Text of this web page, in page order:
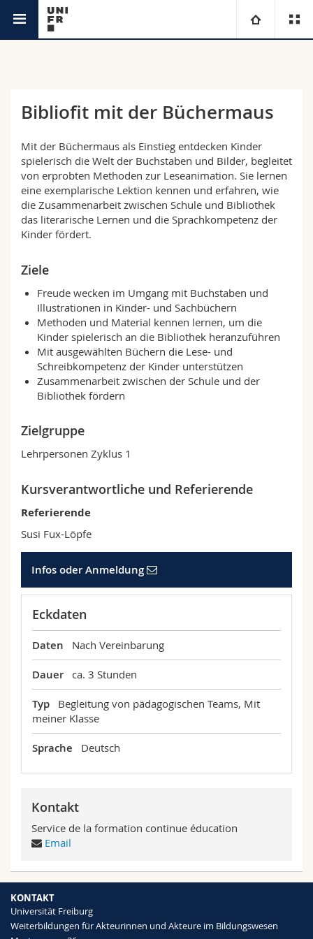
Forschung
Universität
Rechtswissenschaftliche Fak.
Wirtschafts- und Sozialwissenschaftliche Fak.
Math.-Nat. und Med. Fak.
Interfakultär
Studieninteressierte
Studierende
Mitarbeitende
Doktorierende
Ressourcen
Personenverzeichnis
Bibliotheken
Webmail
Vorlesungsverzeichnis
MyUnifr
Bibliofit mit der Büchermaus
Mit der Büchermaus als Einstieg entdecken Kinder
spielerisch die Welt der Buchstaben und Bilder, begleitet
von erprobten Methoden zur Leseanimation. Sie lernen
eine exemplarische Lektion kennen und erfahren, wie
die Zusammenarbeit zwischen Schule und Bibliothek
das literarische Lernen und die Sprachkompetenz der
Kinder fördert.
Ziele
Freude wecken im Umgang mit Buchstaben und
Illustrationen in Kinder- und Sachbüchern
Methoden und Material kennen lernen, um die
Kinder spielerisch an die Bibliothek heranzuführen
Mit ausgewählten Büchern die Lese- und
Schreibkompetenz der Kinder unterstützen
Zusammenarbeit zwischen der Schule und der
Bibliothek fördern
Zielgruppe
Lehrpersonen Zyklus 1
Kursverantwortliche und Referierende
Referierende
Susi Fux-Löpfe
Infos oder Anmeldung
Eckdaten
Daten Nach Vereinbarung
Dauer ca. 3 Stunden
Typ
Begleitung von pädagogischen Teams, Mit
meiner Klasse
Sprache Deutsch
Kontakt
Service de la formation continue éducation
Email
KONTAKT
Universität Freiburg
Weiterbildungen für Akteurinnen und Akteure im Bildungswesen